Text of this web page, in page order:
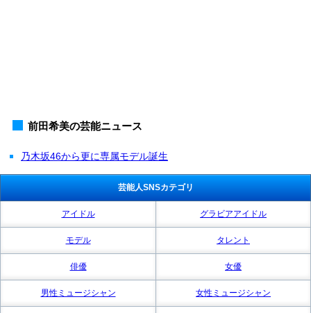
前田希美の芸能ニュース
乃木坂46から更に専属モデル誕生
芸能人SNSカテゴリ
アイドル グラビアアイドル
モデル タレント
俳優 女優
男性ミュージシャン 女性ミュージシャン